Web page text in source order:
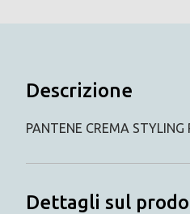
Descrizione
PANTENE CREMA STYLING
Dettagli sul